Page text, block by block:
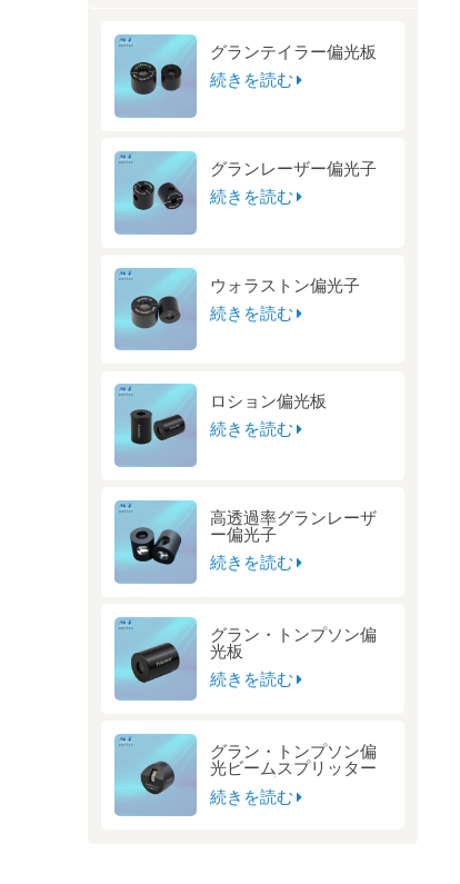
グランテイラー偏光板
続きを読む
グランレーザー偏光子
続きを読む
ウォラストン偏光子
続きを読む
ロション偏光板
続きを読む
高透過率グランレーザ
ー偏光子
続きを読む
グラン・トンプソン偏
光板
続きを読む
グラン・トンプソン偏
光ビームスプリッター
キューブ
続きを読む